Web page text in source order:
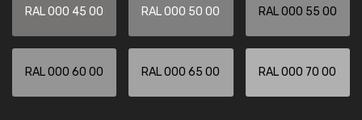
RAL 000 45 00 RAL 000 50 00 RAL 000 55 00
RAL 000 60 00 RAL 000 65 00 RAL 000 70 00